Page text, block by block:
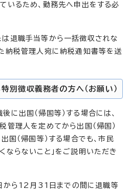
いるため、勤務先へ申出をする必
退職手当等から一括徴収されな
納税管理人宛に納税通知書等を送
別徴収義務者の方へ（お願い）
に出国（帰国等）する場合には、
管理人を定めてから出国（帰国）
国（帰国等）する場合でも、市民
ならないこと」をご説明いただき
から12月31日までの間に退職等